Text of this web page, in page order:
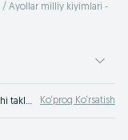
Ayollar milliy kiyimlari -
Oʻrtaovul Ayollar milliy kiyimlari bo'limida eng yaxshi takliflar. OLXda hamyonbop narxlarda mahsulot va xizmatlarning katta tanlovi! OLX.uz da ko'plab takliflar! Ko‘proq Ko‘rsatish